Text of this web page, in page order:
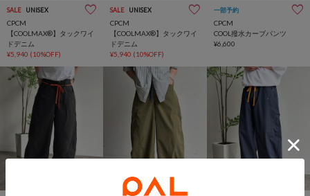
SALE UNISEX
CPCM
【COOLMAX®】タックワイ
ドデニム
¥5,940 (10%OFF)
SALE UNISEX
CPCM
【COOLMAX®】タックワイ
ドデニム
¥5,940 (10%OFF)
一部予約
CPCM
COOL撥水カーブパンツ
¥6,600